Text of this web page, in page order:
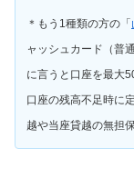
＊もう1種類の方の「
ャッシュカード（普
に言うと口座を最大
口座の残高不足時に
越や当座貸越の無担